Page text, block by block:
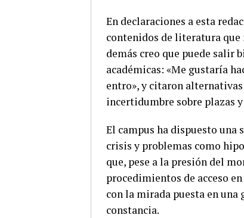
En declaraciones a esta
contenidos de literatura que
demás creo que puede salir
académicas: «Me gustaría
entro», y citaron
incertidumbre sobre plazas
El campus ha dispuesto una
crisis y problemas como
que, pese a la presión del
procedimientos de acceso
con la mirada puesta en una
constancia.